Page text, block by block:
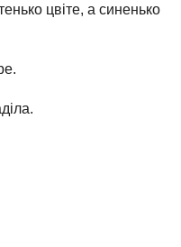
цвіте, а синенько